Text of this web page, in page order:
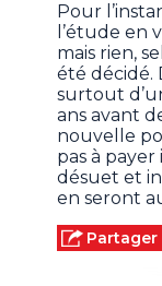
Pour
l’étude en
mais rien,
été décidé.
surtout
ans avant
nouvelle
pas à
désuet et
en seront